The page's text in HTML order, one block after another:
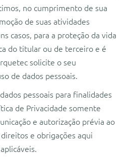
no cumprimento de sua
de suas atividades
casos, para a proteção da vida
do titular ou de terceiro e é
solicite o seu
de dados pessoais.
pessoais para finalidades
de Privacidade somente
e autorização prévia ao
e obrigações aqui